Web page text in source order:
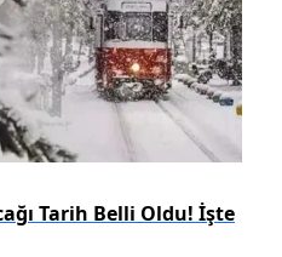
Tarih Belli Oldu! İşte